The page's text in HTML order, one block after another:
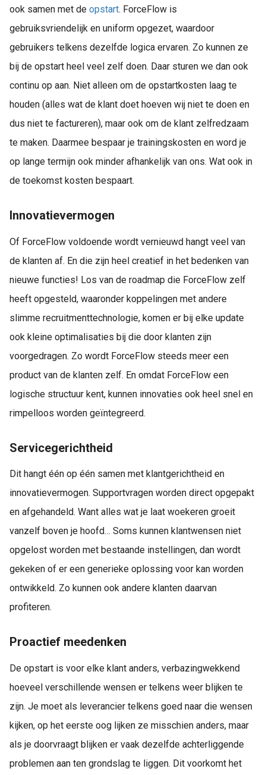
ook samen met de opstart. ForceFlow is
gebruiksvriendelijk en uniform opgezet, waardoor
gebruikers telkens dezelfde logica ervaren. Zo kunnen ze
bij de opstart heel veel zelf doen. Daar sturen we dan ook
continu op aan. Niet alleen om de opstartkosten laag te
houden (alles wat de klant doet hoeven wij niet te doen en
dus niet te factureren), maar ook om de klant zelfredzaam
te maken. Daarmee bespaar je trainingskosten en word je
op lange termijn ook minder afhankelijk van ons. Wat ook in
de toekomst kosten bespaart.
Innovatievermogen
Of ForceFlow voldoende wordt vernieuwd hangt veel van
de klanten af. En die zijn heel creatief in het bedenken van
nieuwe functies! Los van de roadmap die ForceFlow zelf
heeft opgesteld, waaronder koppelingen met andere
slimme recruitmenttechnologie, komen er bij elke update
ook kleine optimalisaties bij die door klanten zijn
voorgedragen. Zo wordt ForceFlow steeds meer een
product van de klanten zelf. En omdat ForceFlow een
logische structuur kent, kunnen innovaties ook heel snel en
rimpelloos worden geïntegreerd.
Servicegerichtheid
Dit hangt één op één samen met klantgerichtheid en
innovatievermogen. Supportvragen worden direct opgepakt
en afgehandeld. Want alles wat je laat woekeren groeit
vanzelf boven je hoofd… Soms kunnen klantwensen niet
opgelost worden met bestaande instellingen, dan wordt
gekeken of er een generieke oplossing voor kan worden
ontwikkeld. Zo kunnen ook andere klanten daarvan
profiteren.
Proactief meedenken
De opstart is voor elke klant anders, verbazingwekkend
hoeveel verschillende wensen er telkens weer blijken te
zijn. Je moet als leverancier telkens goed naar die wensen
kijken, op het eerste oog lijken ze misschien anders, maar
als je doorvraagt blijken er vaak dezelfde achterliggende
problemen aan ten grondslag te liggen. Dit voorkomt het